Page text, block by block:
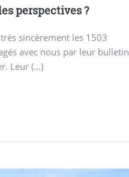
perspectives ?
sincèrement les 1503
avec nous par leur bulletin
Leur (…)